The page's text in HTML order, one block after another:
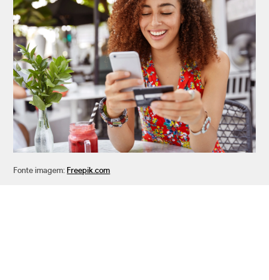
Fonte imagem: Freepik.com